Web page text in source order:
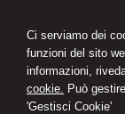
Ci serviamo dei
funzioni del sito
informazioni,
cookie. Può
'Gestisci Cookie'